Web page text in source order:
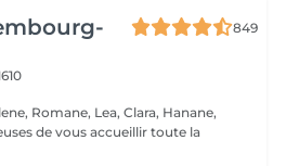
849
Romane, Lea, Clara, Hanane,
de vous accueillir toute la